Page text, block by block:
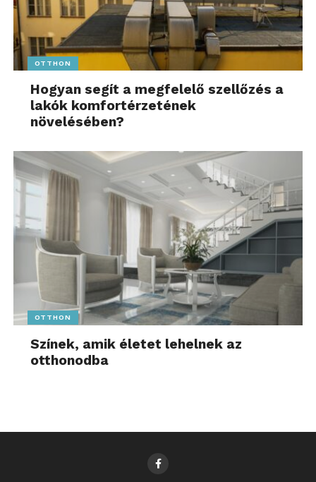
OTTHON
Hogyan segít a megfelelő szellőzés a
lakók komfortérzetének
növelésében?
OTTHON
Színek, amik életet lehelnek az
otthonodba